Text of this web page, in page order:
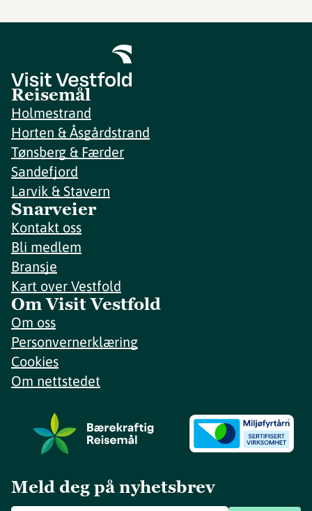
Reisemål
Holmestrand
Horten & Åsgårdstrand
Tønsberg & Færder
Sandefjord
Larvik & Stavern
Snarveier
Kontakt oss
Bli medlem
Bransje
Kart over Vestfold
Om Visit Vestfold
Om oss
Personvernerklæring
Cookies
Om nettstedet
Meld deg på nyhetsbrev